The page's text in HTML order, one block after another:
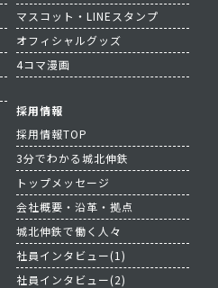
マスコット・LINEスタンプ
オフィシャルグッズ
4コマ漫画
採用情報
採用情報TOP
3分でわかる城北伸鉄
トップメッセージ
会社概要・沿革・拠点
城北伸鉄で働く人々
社員インタビュー(1)
社員インタビュー(2)